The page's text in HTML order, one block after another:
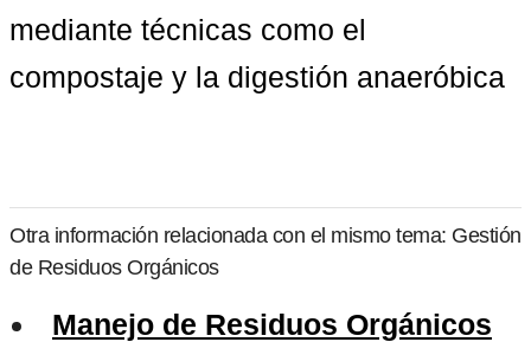
mediante técnicas como el
compostaje y la digestión anaeróbica
Otra información relacionada con el mismo tema: Gestión
de Residuos Orgánicos
Manejo de Residuos Orgánicos